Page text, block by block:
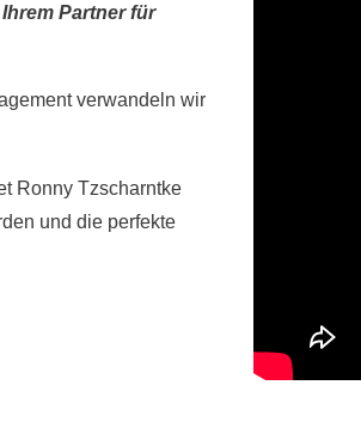
Partner für
verwandeln wir
Ronny Tzscharntke
und die perfekte